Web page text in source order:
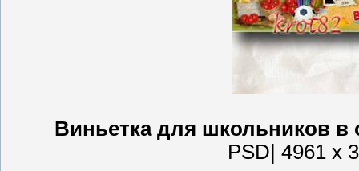
Виньетка для школьников в
PSD| 4961 x